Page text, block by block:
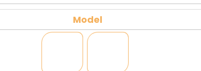
Model